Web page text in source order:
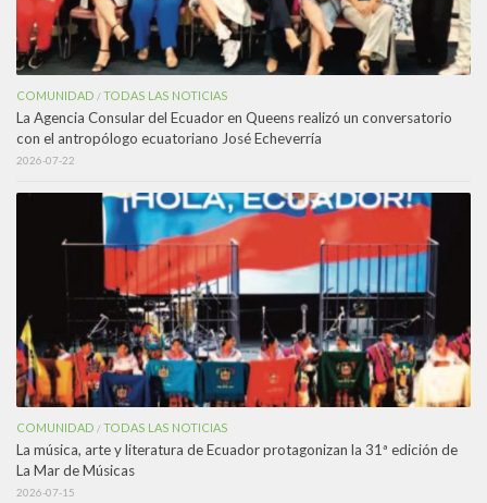
COMUNIDAD /TODAS LAS NOTICIAS
La Agencia Consular del Ecuador en Queens realizó un conversatorio
con el antropólogo ecuatoriano José Echeverría
2026-07-22
COMUNIDAD /TODAS LAS NOTICIAS
La música, arte y literatura de Ecuador protagonizan la 31ª edición de
La Mar de Músicas
2026-07-15